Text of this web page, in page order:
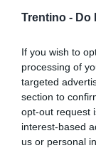
Trentino - Do
If you wish to
processing of
targeted
section to
opt-out request
interest-based
us or personal
è
un